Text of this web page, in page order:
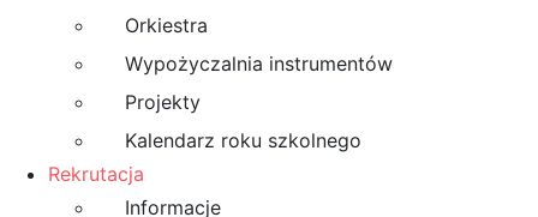
Orkiestra
Wypożyczalnia instrumentów
Projekty
Kalendarz roku szkolnego
Rekrutacja
Informacje